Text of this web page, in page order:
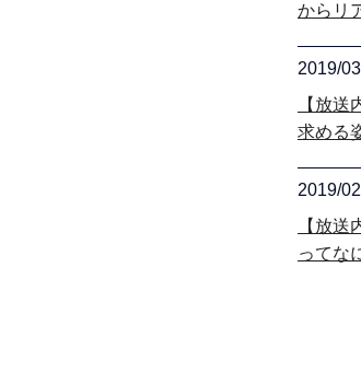
からリ
2019/
【放
求める
2019/
【放
ってな